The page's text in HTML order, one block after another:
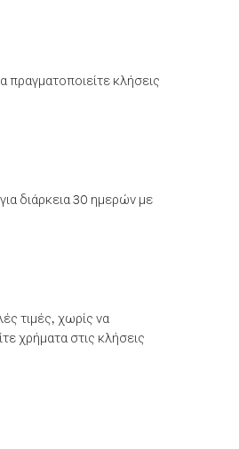
κλήσεις
διάρκεια 30 ημερών με
τιμές, χωρίς να
χρήματα στις κλήσεις